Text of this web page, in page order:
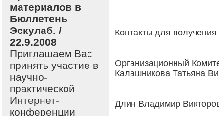
материалов в
Бюллетень
Эскулаб. /
22.9.2008
Приглашаем Вас
принять участие в
научно-
практической
Интернет-
конференции
Контакты для
Организационный
Калашникова Татьяна
Длин Владимир